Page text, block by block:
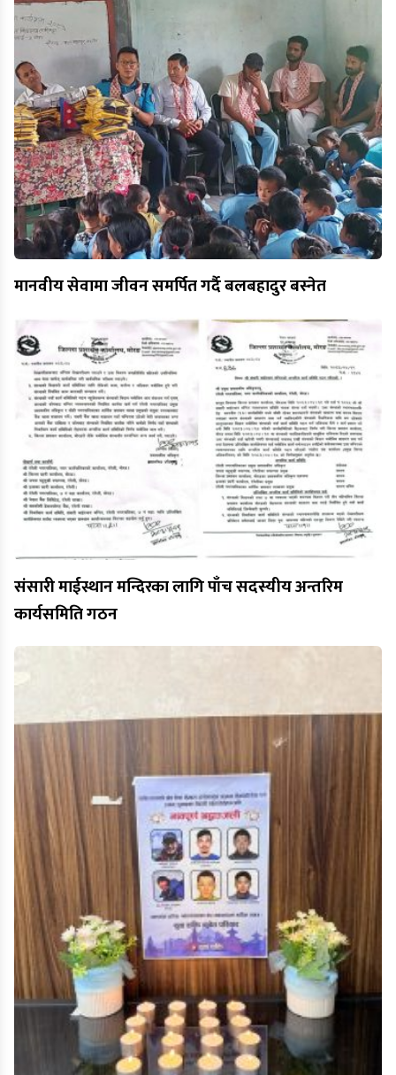
मानवीय सेवामा जीवन समर्पित गर्दै बलबहादुर बस्नेत
संसारी माईस्थान मन्दिरका लागि पाँच सदस्यीय अन्तरिम
कार्यसमिति गठन